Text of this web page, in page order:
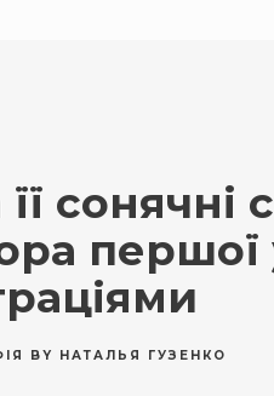
сонячні
першої
BY НАТАЛЬЯ ГУЗЕНКО